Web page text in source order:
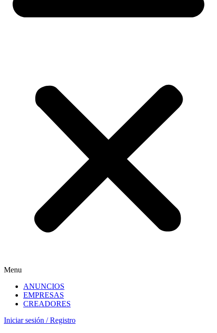
Menu
ANUNCIOS
EMPRESAS
CREADORES
Iniciar sesión / Registro